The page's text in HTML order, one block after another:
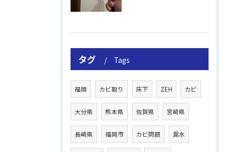
タグ Tags
福岡 カビ取り 床下 ZEH カビ
大分県 熊本県 佐賀県 宮崎県
長崎県 福岡市 カビ問題 漏水